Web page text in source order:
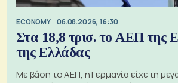
ECONOMY 06.08.2026, 16:30
Στα 18,8 τρισ. το ΑΕΠ της
της Ελλάδας
Με βάση το ΑΕΠ, η Γερμανία είχε τη